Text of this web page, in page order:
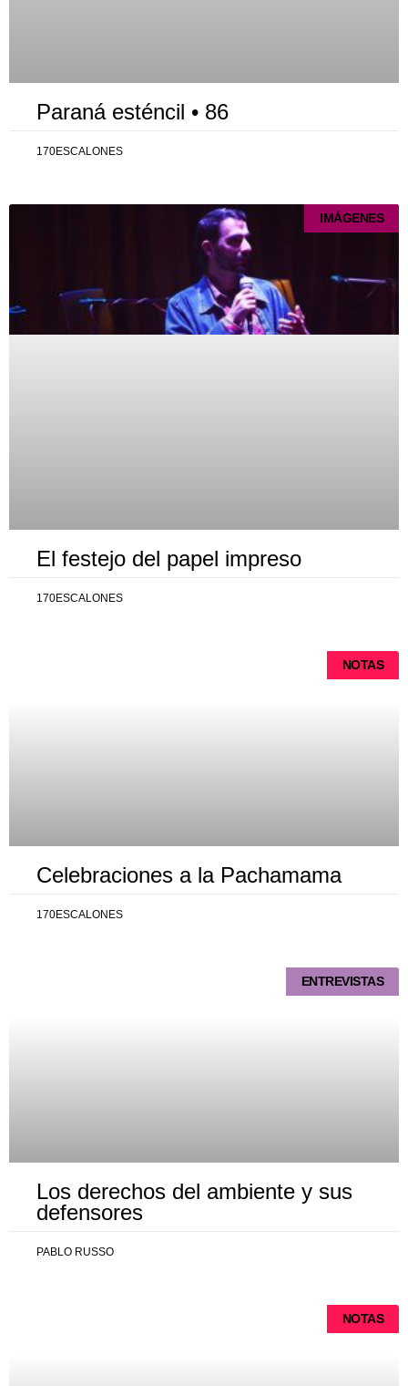
Paraná esténcil • 86
170ESCALONES
IMÁGENES
El festejo del papel impreso
170ESCALONES
NOTAS
Celebraciones a la Pachamama
170ESCALONES
ENTREVISTAS
Los derechos del ambiente y sus
defensores
PABLO RUSSO
NOTAS